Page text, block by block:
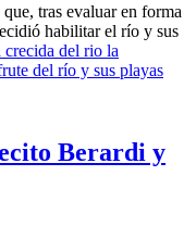
tras evaluar en forma
habilitar el río y sus
crecida del rio la
del río y sus playas
Berardi y